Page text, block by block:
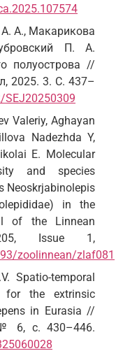
А., Макарикова
П. А.
полуострова //
2025. 3. С. 437–
SEJ20250309
Valeriy, Aghayan
Nadezhda Y,
Е. Molecular
and species
Neoskrjabinolepis
in the
of the Linnean
Issue 1,
zoolinnean/zlaf081
Spatio-temporal
for the extrinsic
in Eurasia //
6, с. 430–446.